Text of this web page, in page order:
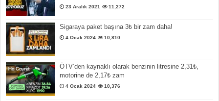
23 Aralık 2021 11,272
Sigaraya paket başına 3₺ bir zam daha!
4 Ocak 2024 10,810
ÖTV’den kaynaklı olarak benzinin litresine 2,31₺,
motorine de 2,17₺ zam
4 Ocak 2024 10,376